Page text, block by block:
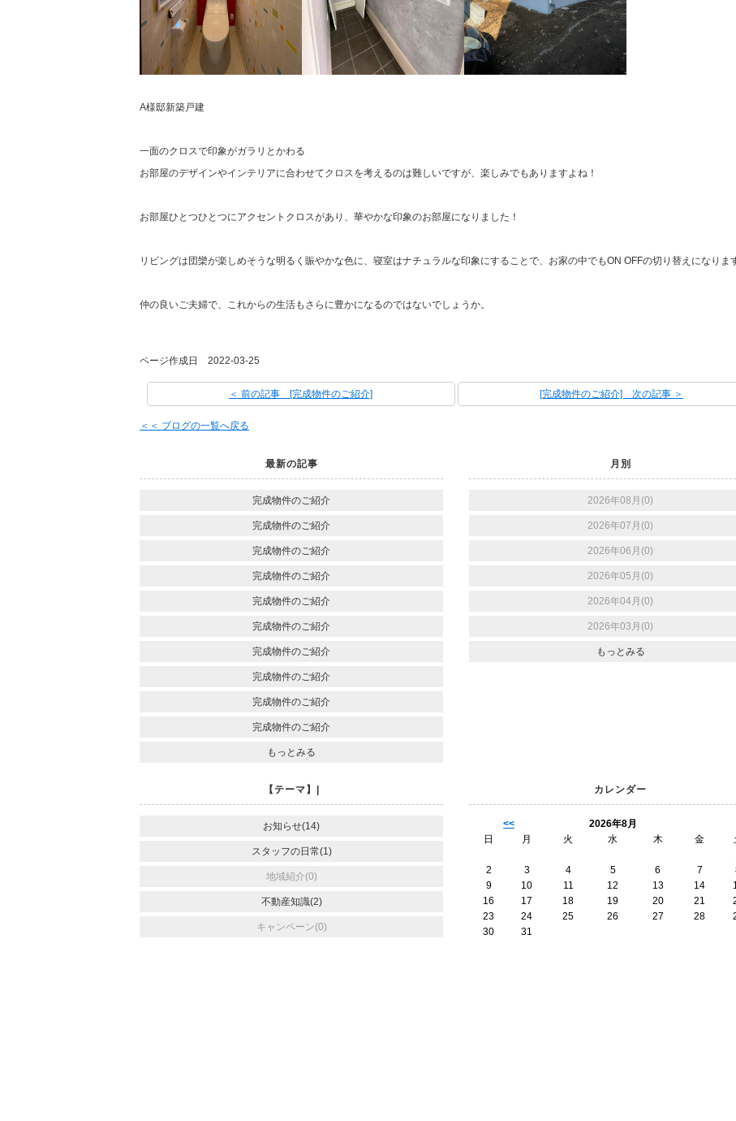
A様邸新築戸建
一面のクロスで印象がガラリとかわる
お部屋のデザインやインテリアに合わせてクロスを考えるのは難しいですが、楽しみでもありますよね！
お部屋ひとつひとつにアクセントクロスがあり、華やかな印象のお部屋になりました！
リビングは団欒が楽しめそうな明るく賑やかな色に、寝室はナチュラルな印象にすることで、お家の中でもON OFFの切り替えになりま
仲の良いご夫婦で、これからの生活もさらに豊かになるのではないでしょうか。
ページ作成日 2022-03-25
＜ 前の記事 [完成物件のご紹介] [完成物件のご紹介] 次の記事 ＞
＜＜ ブログの一覧へ戻る
最新の記事
完成物件のご紹介
完成物件のご紹介
完成物件のご紹介
完成物件のご紹介
完成物件のご紹介
完成物件のご紹介
完成物件のご紹介
完成物件のご紹介
完成物件のご紹介
完成物件のご紹介
もっとみる
月別
2026年08月(0)
2026年07月(0)
2026年06月(0)
2026年05月(0)
2026年04月(0)
2026年03月(0)
もっとみる
【テーマ】|
お知らせ(14)
スタッフの日常(1)
地域紹介(0)
不動産知識(2)
キャンペーン(0)
カレンダー
<<
2026年8月
日
月 火 水 木 金
2
3 4 5 6 7
9
10 11 12 13 14
16
17 18 19 20 21
23
24 25 26 27 28
30
31